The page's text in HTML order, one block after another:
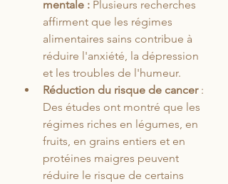
mentale : Plusieurs recherches
affirment que les régimes
alimentaires sains contribue à
réduire l'anxiété, la dépression
et les troubles de l'humeur.
Réduction du risque de cancer :
Des études ont montré que les
régimes riches en légumes, en
fruits, en grains entiers et en
protéines maigres peuvent
réduire le risque de certains